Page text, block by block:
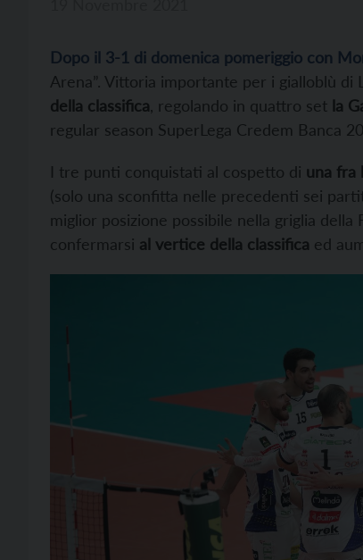
Dopo il 3-1 di domenica pomeriggio con
Arena”. Vittoria importante per i gialloblù di
della classifica , regolando in quattro set la
regular season SuperLega Credem Banca
I tre punti conquistati al cospetto di una fra
(solo una sconfitta nelle precedenti sei
miglior posizione possibile nella griglia
confermarsi al vertice della classifica ed